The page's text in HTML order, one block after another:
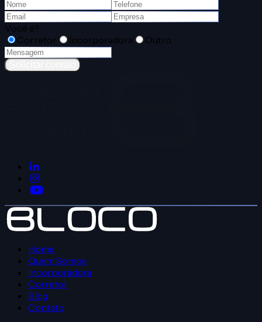
Você é?
Corretor
Incorporadora Outro
Home
Quem Somos
Incorporadora
Corretor
Blog
Contato